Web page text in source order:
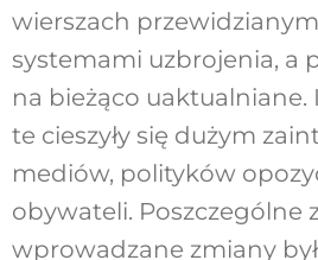
wierszach
systemami uzbrojenia, a
na bieżąco uaktualniane.
te cieszyły się dużym
mediów, polityków
obywateli. Poszczególne
wprowadzane zmiany